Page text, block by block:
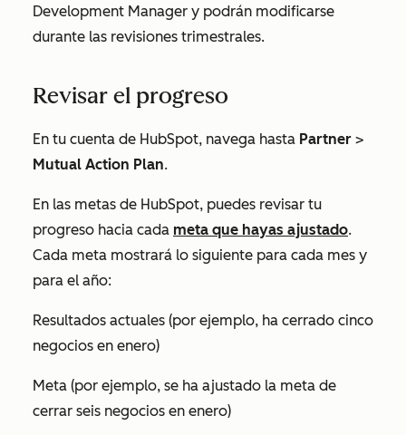
Development Manager y podrán modificarse
durante las revisiones trimestrales.
Revisar el progreso
En tu cuenta de HubSpot, navega hasta Partner >
Mutual Action Plan.
En las metas de HubSpot, puedes revisar tu
progreso hacia cada meta que hayas ajustado.
Cada meta mostrará lo siguiente para cada mes y
para el año:
Resultados actuales (por ejemplo, ha cerrado cinco
negocios en enero)
Meta (por ejemplo, se ha ajustado la meta de
cerrar seis negocios en enero)